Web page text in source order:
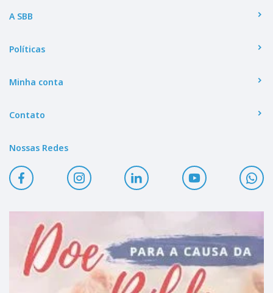
A SBB
Políticas
Minha conta
Contato
Nossas Redes